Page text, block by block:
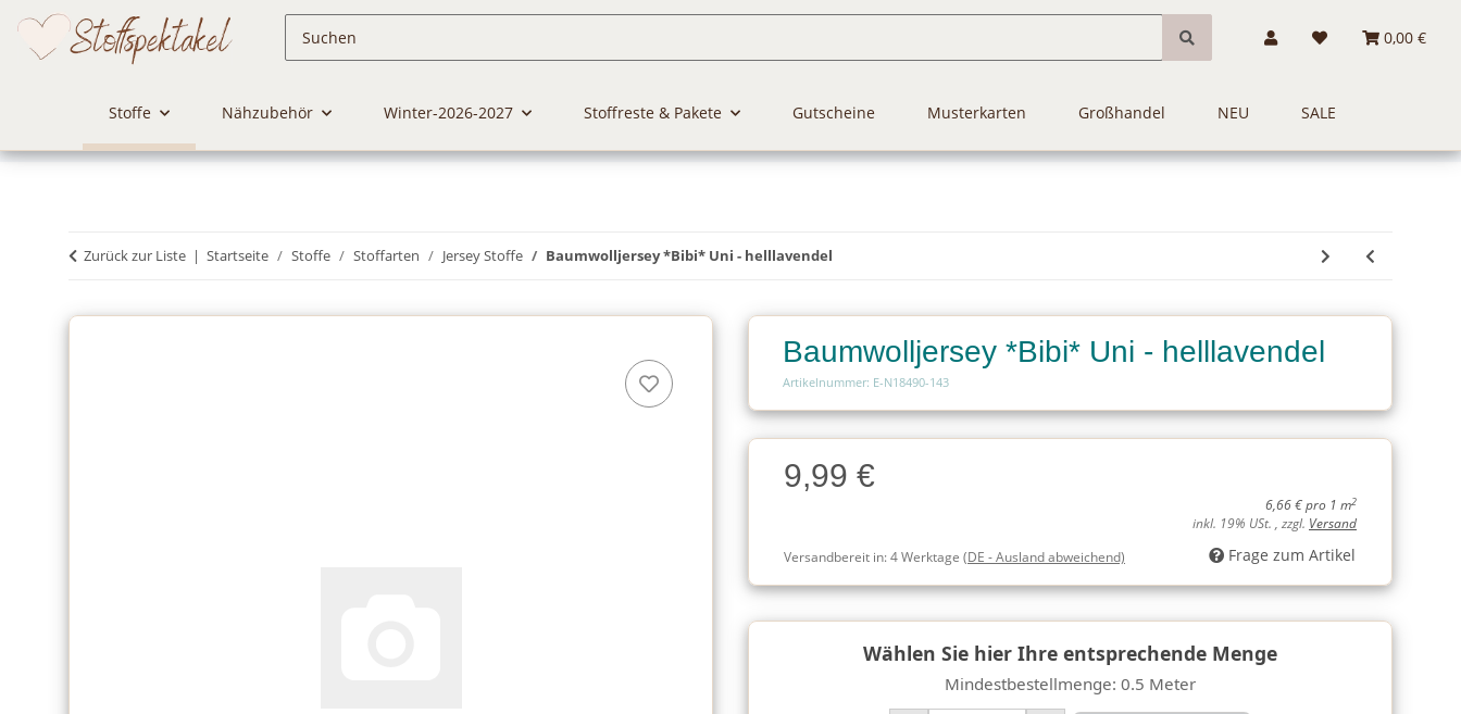
0,00 €
Stoffe Nähzubehör Winter-2026-2027 Stoffreste & Pakete Gutscheine Musterkarten Großhandel NEU SALE
Zurück zur Liste Startseite Stoffe Stoffarten Jersey Stoffe Baumwolljersey *Bibi* Uni - helllavendel
Baumwolljersey *Bibi* Uni - helllavendel
Artikelnummer: E-N18490-143
Charge
Charge9,99 €
6,66 € pro 1 m2
inkl. 19% USt. , zzgl. Versand
Versandbereit in:4 Werktage (DE - Ausland abweichend) Frage zum Artikel
Wählen Sie hier Ihre entsprechende Menge
Mindestbestellmenge: 0.5 Meter